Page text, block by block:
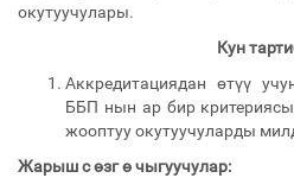
окутуучулары.
Кун
Аккредитациядан өтүү
ББП нын ар бир
жооптуу окутуучуларды
Жарыш сөзгө чыгуучулар: